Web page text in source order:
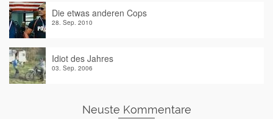
Die etwas anderen Cops
28. Sep. 2010
Idiot des Jahres
03. Sep. 2006
Neuste Kommentare